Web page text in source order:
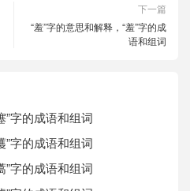
下一篇
“羞”字的意思和解释，“羞”字的成
语和组词
”字的成语和组词
”字的成语和组词
”字的成语和组词